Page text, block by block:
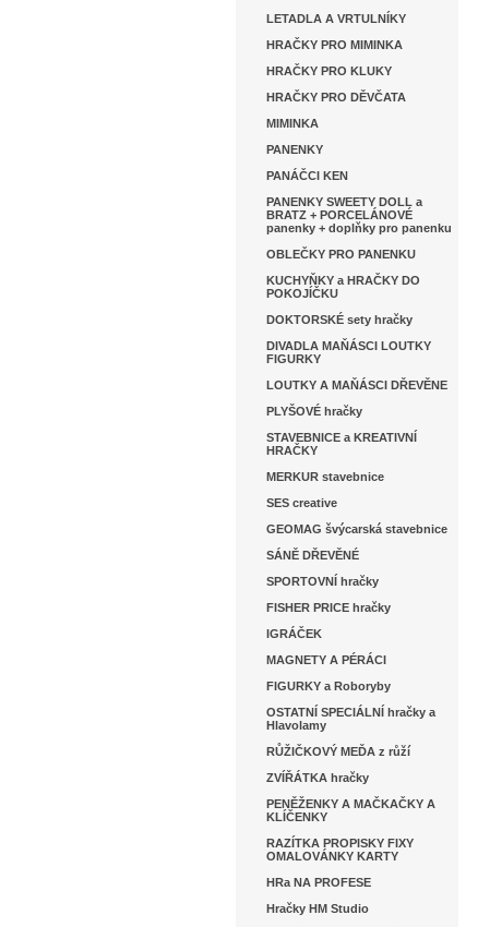
LETADLA A VRTULNÍKY
HRAČKY PRO MIMINKA
HRAČKY PRO KLUKY
HRAČKY PRO DĚVČATA
MIMINKA
PANENKY
PANÁČCI KEN
PANENKY SWEETY DOLL a
BRATZ + PORCELÁNOVÉ
panenky + doplňky pro panenku
OBLEČKY PRO PANENKU
KUCHYŇKY a HRAČKY DO
POKOJÍČKU
DOKTORSKÉ sety hračky
DIVADLA MAŇÁSCI LOUTKY
FIGURKY
LOUTKY A MAŇÁSCI DŘEVĚNE
PLYŠOVÉ hračky
STAVEBNICE a KREATIVNÍ
HRAČKY
MERKUR stavebnice
SES creative
GEOMAG švýcarská stavebnice
SÁNĚ DŘEVĚNÉ
SPORTOVNÍ hračky
FISHER PRICE hračky
IGRÁČEK
MAGNETY A PÉRÁCI
FIGURKY a Roboryby
OSTATNÍ SPECIÁLNÍ hračky a
Hlavolamy
RŮŽIČKOVÝ MEĎA z růží
ZVÍŘÁTKA hračky
PENĚŽENKY A MAČKAČKY A
KLÍČENKY
RAZÍTKA PROPISKY FIXY
OMALOVÁNKY KARTY
HRa NA PROFESE
Hračky HM Studio